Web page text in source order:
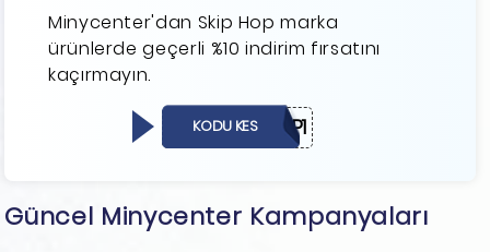
Minycenter'dan Skip Hop marka
ürünlerde geçerli %10 indirim fırsatını
kaçırmayın.
SKIPHOP1
KODU KES
Güncel Minycenter Kampanyaları